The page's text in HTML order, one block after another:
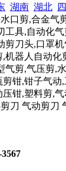
湖南 湖北
口剪,合金气
工具,自动化
剪刀头,口罩
,机器人自动
气剪,气压剪,
钳,钳子气动
钳,塑料剪,
刀 气动剪刀